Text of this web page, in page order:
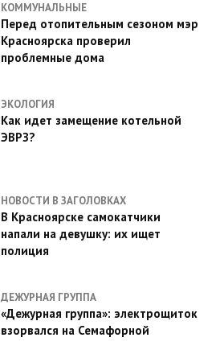
КОММУНАЛЬНЫЕ
Перед отопительным сезоном мэр
Красноярска проверил
проблемные дома
ЭКОЛОГИЯ
Как идет замещение котельной
ЭВРЗ?
НОВОСТИ В ЗАГОЛОВКАХ
В Красноярске самокатчики
напали на девушку: их ищет
полиция
ДЕЖУРНАЯ ГРУППА
«Дежурная группа»: электрощиток
взорвался на Семафорной